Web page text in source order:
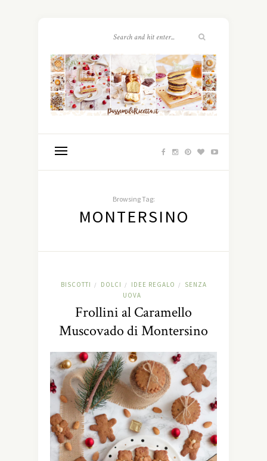
Browsing Tag:
MONTERSINO
BISCOTTI / DOLCI / IDEE REGALO /
SENZA
UOVA
Frollini al Caramello
Muscovado di Montersino